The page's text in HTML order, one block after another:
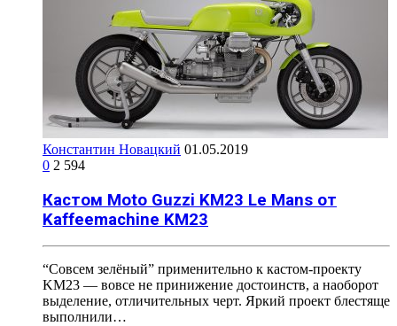
Константин Новацкий 01.05.2019
0 2 594
Кастом Moto Guzzi KM23 Le Mans от
Kaffeemachine KM23
“Совсем зелёный” применительно к кастом-проекту
KM23 — вовсе не принижение достоинств, а наоборот
выделение, отличительных черт. Яркий проект блестяще
выполнили…